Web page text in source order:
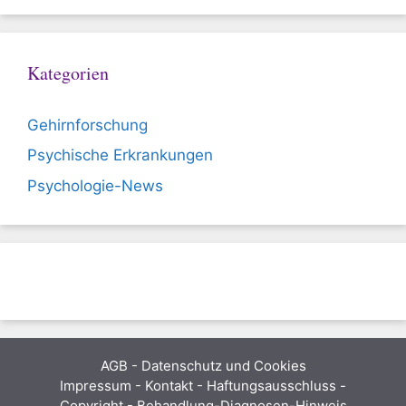
Kategorien
Gehirnforschung
Psychische Erkrankungen
Psychologie-News
AGB - Datenschutz und Cookies
Impressum - Kontakt - Haftungsausschluss -